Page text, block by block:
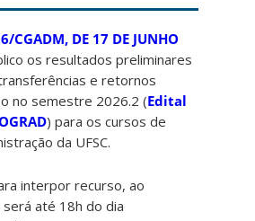
CGADM, DE 17 DE JUNHO
os resultados preliminares
e retornos
no semestre 2026.2 (Edital
) para os cursos de
da UFSC.
interpor recurso, ao
até 18h do dia